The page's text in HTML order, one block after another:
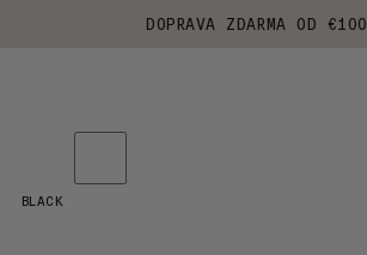
DOPRAVA ZDARMA OD €100
BLACK